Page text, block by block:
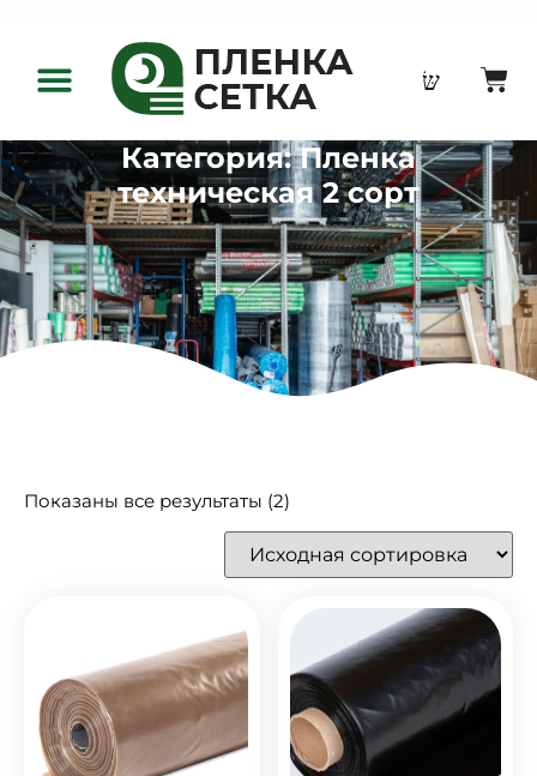
Категория: Пленка
техническая 2 сорт
Показаны все результаты (2)